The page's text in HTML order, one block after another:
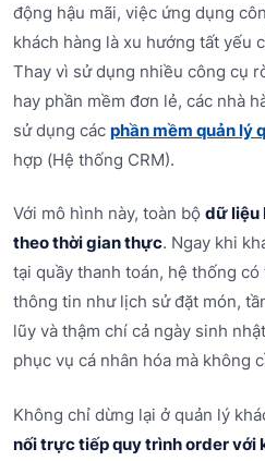
động hậu mãi, việc ứng dụng
khách hàng là xu hướng tất yếu
Thay vì sử dụng nhiều công cụ
hay phần mềm đơn lẻ, các nhà
sử dụng các phần mềm quản lý
hợp (Hệ thống CRM).
Với mô hình này, toàn bộ dữ liệu
theo thời gian thực. Ngay khi
tại quầy thanh toán, hệ thống
thông tin như lịch sử đặt món,
lũy và thậm chí cả ngày sinh
phục vụ cá nhân hóa mà không
Không chỉ dừng lại ở quản lý
nối trực tiếp quy trình order với